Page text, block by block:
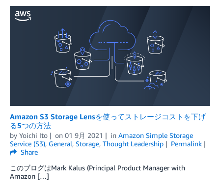
Amazon S3 Storage Lensを使ってストレージコストを下げ
る5つの方法
by Yoichi Ito on 01 9月 2021 in Amazon Simple Storage
Service (S3), General, Storage, Thought Leadership
Permalink
Share
このブログはMark Kalus (Principal Product Manager with
Amazon […]